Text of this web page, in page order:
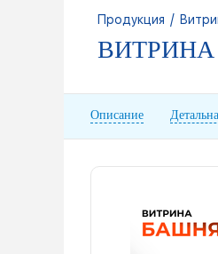
Продукция /
Описание